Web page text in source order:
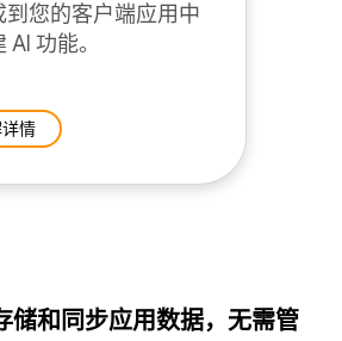
到您的客户端应用中
AI 功能。
情
储和同步应用数据，无需管